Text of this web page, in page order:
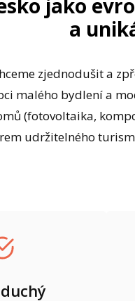
jako
a
zjednodušit a
malého bydlení a
(fotovoltaika,
udržitelného